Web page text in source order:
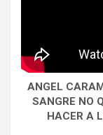
ANGEL
SANGRE NO
HACER A